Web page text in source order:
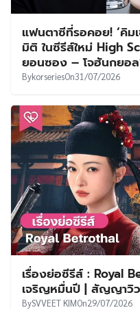
แฟนตาซีที่รอคอย! ‘คิม
มิติ ในซีรีส์ใหม่ High
ยอนซอง – โจฮันกยอล
BykorseriesOn31/07/2026
เรื่องย่อซีรีส์ : Royal
เจริญหมื่นปี | สัญญาวิ
BySVVEET KIMOn29/07/2026